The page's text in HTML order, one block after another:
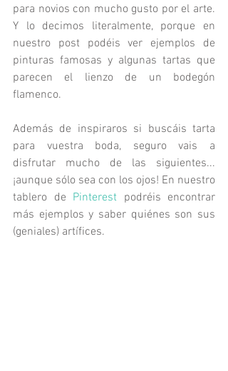
para novios con mucho gusto por el arte.
Y lo decimos literalmente, porque en
nuestro post podéis ver ejemplos de
pinturas famosas y algunas tartas que
parecen el lienzo de un bodegón
flamenco.
Además de inspiraros si buscáis tarta
para vuestra boda, seguro vais a
disfrutar mucho de las siguientes...
¡aunque sólo sea con los ojos! En nuestro
tablero de Pinterest podréis encontrar
más ejemplos y saber quiénes son sus
(geniales) artífices.